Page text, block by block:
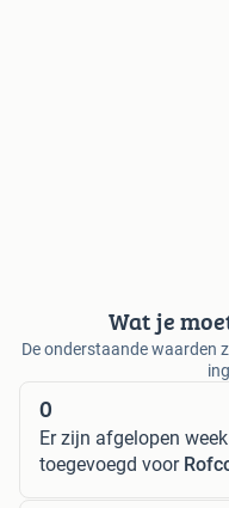
Wat je
De onderstaande waarden
0
Er zijn afgelopen week
toegevoegd voor